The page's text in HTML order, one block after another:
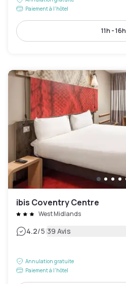
Paiement à l'hôtel
11h - 16h
ibis Coventry Centre
West Midlands
4.2/5|39 Avis
Annulation gratuite
Paiement à l'hôtel